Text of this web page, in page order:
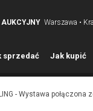
AUKCYJNY Warszawa •
sprzedać Jak kupić
- Wystawa połączona